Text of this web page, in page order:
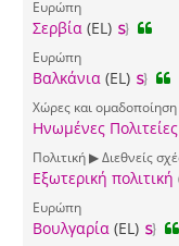
Ευρώπη
Σερβία (EL)
Ευρώπη
Βαλκάνια (EL)
Χώρες και
Ηνωμένες
Πολιτική ▶ Διεθνείς
Εξωτερική πολιτική
Ευρώπη
Βουλγαρία (EL)